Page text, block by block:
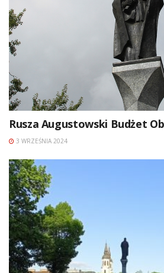
Rusza Augustowski Budżet
3 WRZEŚNIA 2024